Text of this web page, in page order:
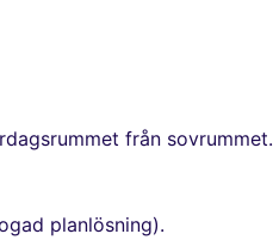
från sovrummet.
planlösning).